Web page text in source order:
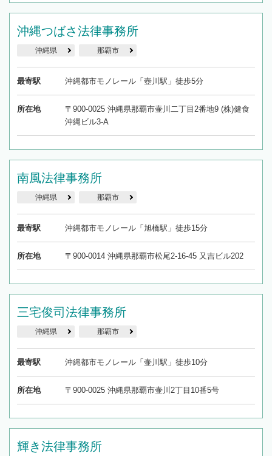
沖縄つばさ法律事務所
沖縄県 那覇市
最寄駅 沖縄都市モノレール「壺川駅」徒歩5分
所在地
〒900-0025 沖縄県那覇市壷川二丁目2番地9 (株)健食
沖縄ビル3-A
南風法律事務所
沖縄県 那覇市
最寄駅 沖縄都市モノレール「旭橋駅」徒歩15分
所在地 〒900-0014 沖縄県那覇市松尾2-16-45 又吉ビル202
三宅俊司法律事務所
沖縄県 那覇市
最寄駅 沖縄都市モノレール「壷川駅」徒歩10分
所在地 〒900-0025 沖縄県那覇市壷川2丁目10番5号
輝き法律事務所